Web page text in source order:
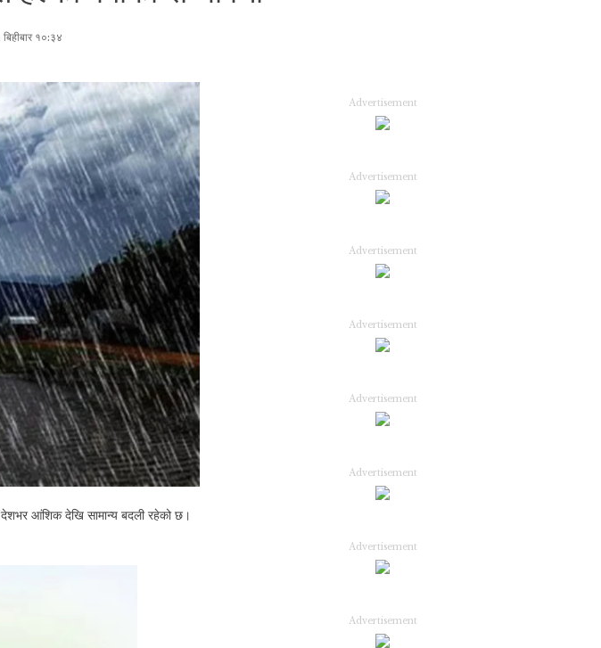
१०:३४
देशभर आंशिक देखि सामान्य बदली रहेको छ।
Advertisement
Advertisement
Advertisement
Advertisement
Advertisement
Advertisement
Advertisement
Advertisement